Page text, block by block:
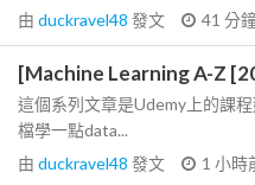
由 duckravel48 發文 41 分
[Machine Learning A-Z
這個系列文章是Udemy上的課
檔學一點data...
由 duckravel48 發文 1 小時